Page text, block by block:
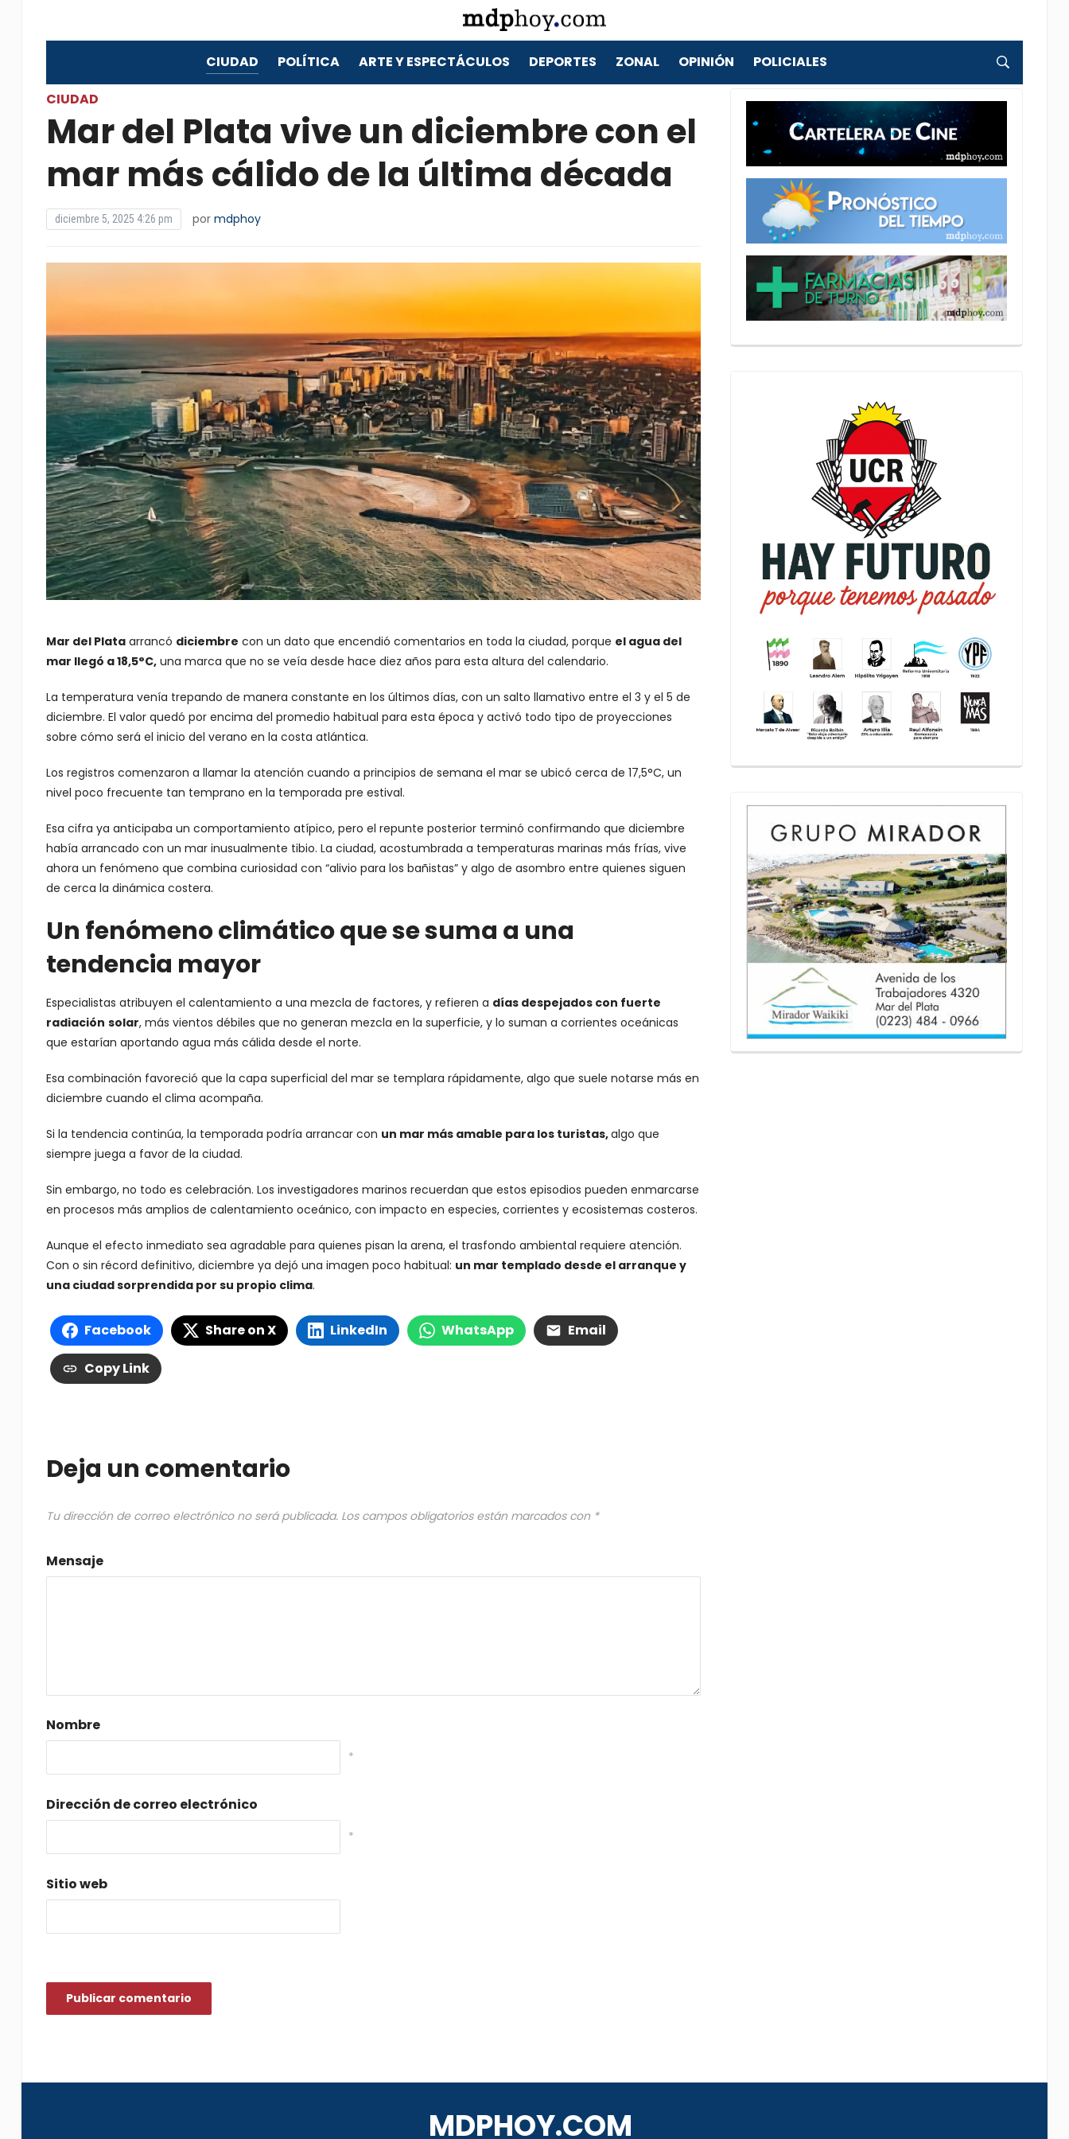
CIUDAD POLÍTICA ARTE Y ESPECTÁCULOS DEPORTES ZONAL OPINIÓN POLICIALES
CIUDAD
Mar del Plata vive un diciembre con el
mar más cálido de la última década
diciembre 5, 2025 4:26 pm por mdphoy
Mar del Plataarrancó diciembre con un dato que encendió comentarios en toda la ciudad, porque el agua del
mar llegó a 18,5°C,una marca que no se veía desde hace diez años para esta altura del calendario.
La temperatura venía trepando de manera constante en los últimos días, con un salto llamativo entre el 3 y el 5 de
diciembre. El valor quedó por encima del promedio habitual para esta época y activó todo tipo de proyecciones
sobre cómo será el inicio del verano en la costa atlántica.
Los registros comenzaron a llamar la atención cuando a principios de semana el mar se ubicó cerca de 17,5°C, un
nivel poco frecuente tan temprano en la temporada pre estival.
Esa cifra ya anticipaba un comportamiento atípico, pero el repunte posterior terminó confirmando que diciembre
había arrancado con un mar inusualmente tibio. La ciudad, acostumbrada a temperaturas marinas más frías, vive
ahora un fenómeno que combina curiosidad con “alivio para los bañistas” y algo de asombro entre quienes siguen
de cerca la dinámica costera.
Un fenómeno climático que se suma a una
tendencia mayor
Especialistas atribuyen el calentamiento a una mezcla de factores, y refieren a días despejados con fuerte
radiación solar, más vientos débiles que no generan mezcla en la superficie, y lo suman a corrientes oceánicas
que estarían aportando agua más cálida desde el norte.
Esa combinación favoreció que la capa superficial del mar se templara rápidamente, algo que suele notarse más en
diciembre cuando el clima acompaña.
Si la tendencia continúa, la temporada podría arrancar con un mar más amable para los turistas,algo que
siempre juega a favor de la ciudad.
Sin embargo, no todo es celebración. Los investigadores marinos recuerdan que estos episodios pueden enmarcarse
en procesos más amplios de calentamiento oceánico, con impacto en especies, corrientes y ecosistemas costeros.
Aunque el efecto inmediato sea agradable para quienes pisan la arena, el trasfondo ambiental requiere atención.
Con o sin récord definitivo, diciembre ya dejó una imagen poco habitual: un mar templado desde el arranque y
una ciudad sorprendida por su propio clima.
Facebook Share on X LinkedIn WhatsApp Email
Copy Link
Deja un comentario
Tu dirección de correo electrónico no será publicada. Los campos obligatorios están marcados con *
Mensaje
Nombre
*
Dirección de correo electrónico
*
Sitio web
MDPHOY.COM